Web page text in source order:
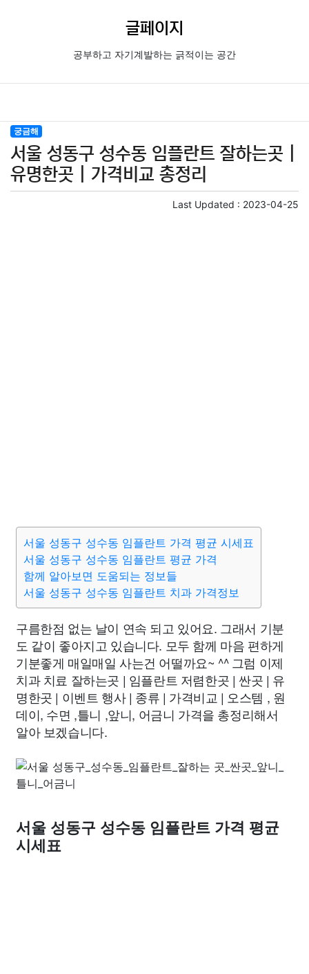
글페이지
공부하고 자기계발하는 긁적이는 공간
궁금해
서울 성동구 성수동 임플란트 잘하는곳 |
유명한곳 | 가격비교 총정리
Last Updated : 2023-04-25
서울 성동구 성수동 임플란트 가격 평균 시세표
서울 성동구 성수동 임플란트 평균 가격
함께 알아보면 도움되는 정보들
서울 성동구 성수동 임플란트 치과 가격정보
구름한점 없는 날이 연속 되고 있어요. 그래서 기분
도 같이 좋아지고 있습니다. 모두 함께 마음 편하게
기분좋게 매일매일 사는건 어떨까요~ ^^ 그럼 이제
치과 치료 잘하는곳 | 임플란트 저렴한곳 | 싼곳 | 유
명한곳 | 이벤트 행사 | 종류 | 가격비교 | 오스템 , 원
데이, 수면 ,틀니 ,앞니, 어금니 가격을 총정리해서
알아 보겠습니다.
서울 성동구 성수동 임플란트 가격 평균
시세표